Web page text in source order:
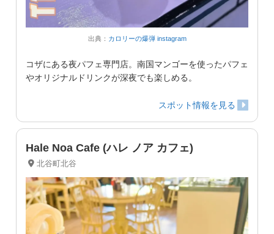
出典： カロリーの爆弾 instagram
コザにある夜パフェ専門店。南国マンゴーを使ったパフェ
やオリジナルドリンクが深夜でも楽しめる。
スポット情報を見る
Hale Noa Cafe (ハレ ノア カフェ)
北谷町北谷